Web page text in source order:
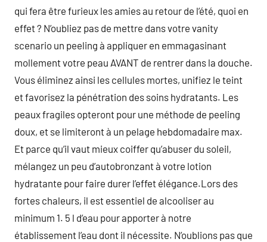
qui fera être furieux les amies au retour de l’été, quoi en
effet ? N’oubliez pas de mettre dans votre vanity
scenario un peeling à appliquer en emmagasinant
mollement votre peau AVANT de rentrer dans la douche.
Vous éliminez ainsi les cellules mortes, unifiez le teint
et favorisez la pénétration des soins hydratants. Les
peaux fragiles opteront pour une méthode de peeling
doux, et se limiteront à un pelage hebdomadaire max.
Et parce qu’il vaut mieux coiffer qu’abuser du soleil,
mélangez un peu d’autobronzant à votre lotion
hydratante pour faire durer l’effet élégance.Lors des
fortes chaleurs, il est essentiel de alcooliser au
minimum 1. 5 l d’eau pour apporter à notre
établissement l’eau dont il nécessite. N’oublions pas que